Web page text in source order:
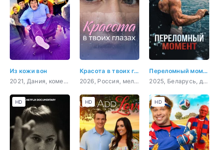
Из кожи вон
2021, Дания, комедия
Красота в твоих глазах
2026, Россия, мелодрама
Переломный момент
2025, Беларусь, драма, спорт
HD HD HD